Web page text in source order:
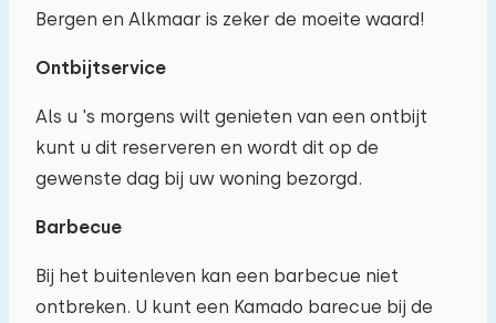
Bergen en Alkmaar is zeker de moeite waard!
Ontbijtservice
Als u 's morgens wilt genieten van een ontbijt
kunt u dit reserveren en wordt dit op de
gewenste dag bij uw woning bezorgd.
Barbecue
Bij het buitenleven kan een barbecue niet
ontbreken. U kunt een Kamado barecue bij de